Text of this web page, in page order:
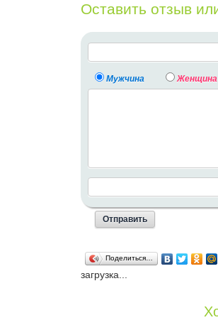
Оставить отзыв
Мужчина Женщина
Поделиться…
загрузка...